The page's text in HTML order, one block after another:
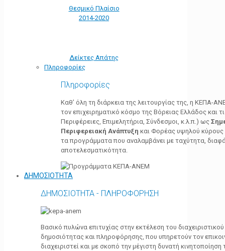
Θεσμικό Πλαίσιο
2014-2020
Δείκτες Απάτης
Πληροφορίες
Πληροφορίες
Καθ’ όλη τη διάρκεια της λειτουργίας της, η ΚΕΠΑ-
τον επιχειρηματικό κόσμο της Βόρειας Ελλάδος και
Περιφέρειες, Επιμελητήρια, Σύνδεσμοι, κ.λ.π.) ως
Περιφερειακή Ανάπτυξη και Φορέας υψηλού κύρους
τα προγράμματα που αναλαμβάνει με ταχύτητα,
αποτελεσματικότητα.
ΔΗΜΟΣΙΟΤΗΤΑ
ΔΗΜΟΣΙΟΤΗΤΑ - ΠΛΗΡΟΦΟΡΗΣΗ
Βασικό πυλώνα επιτυχίας στην εκτέλεση του
δημοσιότητας και πληροφόρησης, που υπηρετούν τον
διαχειριστεί και με σκοπό την μέγιστη δυνατή